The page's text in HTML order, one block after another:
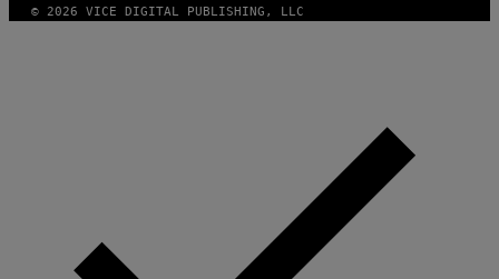
© 2026 VICE DIGITAL PUBLISHING, LLC